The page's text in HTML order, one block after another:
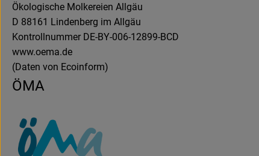
Ökologische Molkereien Allgäu
D 88161 Lindenberg im Allgäu
Kontrollnummer DE-BY-006-12899-BCD
www.oema.de
(Daten von Ecoinform)
ÖMA